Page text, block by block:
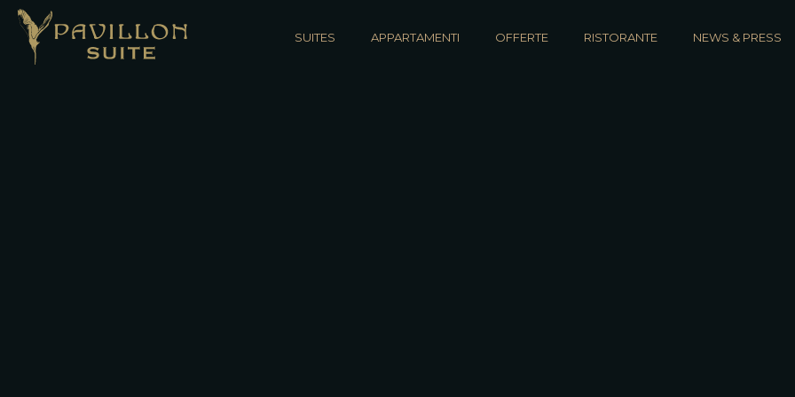
SUITES APPARTAMENTI OFFERTE RISTORANTE NEWS & PRESS